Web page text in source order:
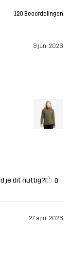
120 Beoordelingen
8 juni 2026
je dit nuttig? 0
27 april 2026